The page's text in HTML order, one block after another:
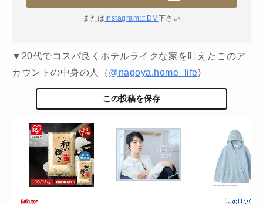
または InstagramにDM 下さい
▼20代でコスパ良くホテルライクな家を叶えたこのア
カウントの中身の人（@nagoya.home_life)
この投稿を保存